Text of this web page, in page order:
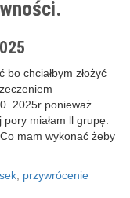
bo chciałbym złożyć
2025r ponieważ
miałam ll grupę.
mam wykonać żeby
przywrócenie